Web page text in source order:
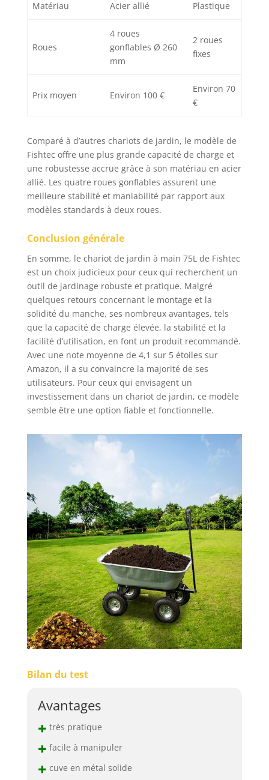
Matériau Acier allié Plastique
Roues
4 roues
gonflables Ø 260
mm
2 roues
fixes
Prix moyen Environ 100 €
Environ 70
€
Comparé à d’autres chariots de jardin, le modèle de
Fishtec offre une plus grande capacité de charge et
une robustesse accrue grâce à son matériau en acier
allié. Les quatre roues gonflables assurent une
meilleure stabilité et maniabilité par rapport aux
modèles standards à deux roues.
Conclusion générale
En somme, le chariot de jardin à main 75L de Fishtec
est un choix judicieux pour ceux qui recherchent un
outil de jardinage robuste et pratique. Malgré
quelques retours concernant le montage et la
solidité du manche, ses nombreux avantages, tels
que la capacité de charge élevée, la stabilité et la
facilité d’utilisation, en font un produit recommandé.
Avec une note moyenne de 4,1 sur 5 étoiles sur
Amazon, il a su convaincre la majorité de ses
utilisateurs. Pour ceux qui envisagent un
investissement dans un chariot de jardin, ce modèle
semble être une option fiable et fonctionnelle.
Bilan du test
Avantages
+ très pratique
+ facile à manipuler
+ cuve en métal solide